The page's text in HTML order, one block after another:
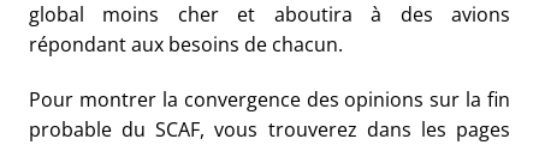
global moins cher et aboutira à des avions
répondant aux besoins de chacun.
Pour montrer la convergence des opinions sur la fin
probable du SCAF, vous trouverez dans les pages